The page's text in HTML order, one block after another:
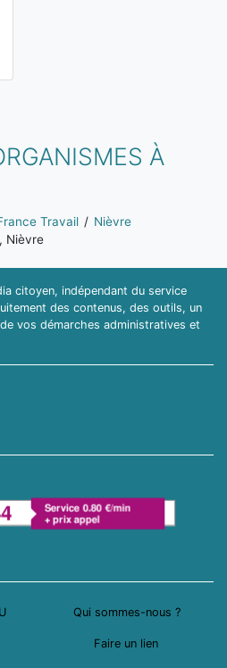
À
Travail
Nièvre
Nièvre
citoyen, indépendant du service
des contenus, des outils, un
vos démarches administratives et
Qui sommes-nous ?
Faire un lien